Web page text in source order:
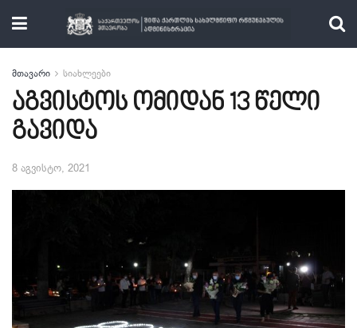
მთავარი სიახლეები
აგვისტოს ომიდან 13 წელი
გავიდა
8 აგვისტო, 2021